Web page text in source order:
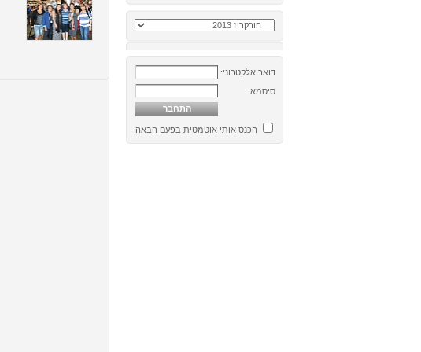
דואר אלקטרוני:
סיסמא:
הכנס אותי אוטמטית בפעם הבאה